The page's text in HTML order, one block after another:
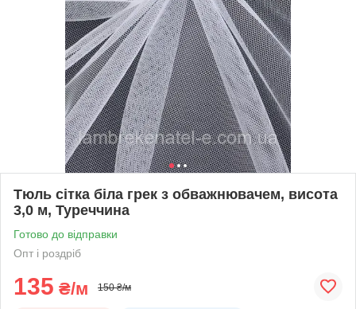
Тюль сітка біла грек з обважнювачем, висота
3,0 м, Туреччина
Готово до відправки
Опт і роздріб
135 ₴/м 150 ₴/м